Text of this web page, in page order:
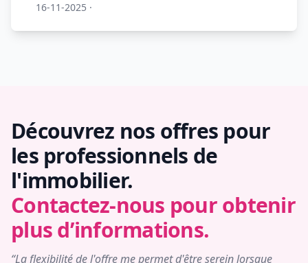
16-11-2025 ·
Découvrez nos offres pour
les professionnels de
l'immobilier.
Contactez-nous pour obtenir
plus d’informations.
“La flexibilité de l'offre me permet d'être serein lorsque